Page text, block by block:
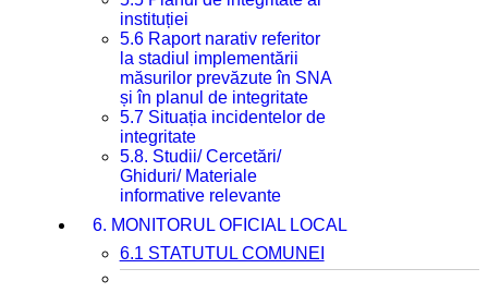
instituției
5.6 Raport narativ referitor
la stadiul implementării
măsurilor prevăzute în SNA
și în planul de integritate
5.7 Situația incidentelor de
integritate
5.8. Studii/ Cercetări/
Ghiduri/ Materiale
informative relevante
6. MONITORUL OFICIAL LOCAL
6.1 STATUTUL COMUNEI